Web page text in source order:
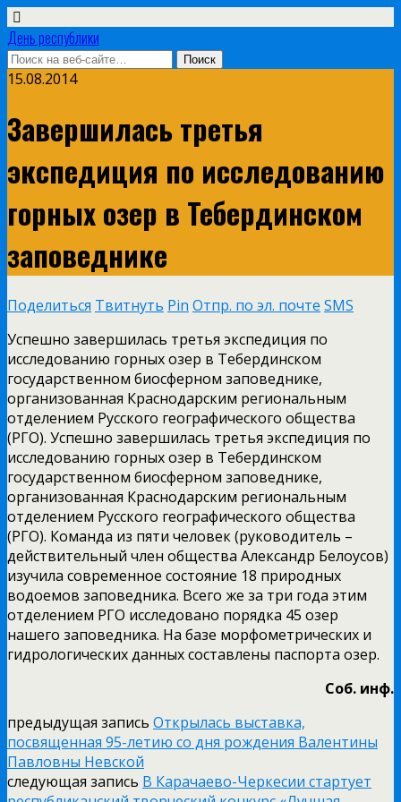
День республики
15.08.2014
Завершилась третья
экспедиция по исследованию
горных озер в Тебердинском
заповеднике
Поделиться Твитнуть Pin Отпр. по эл. почте SMS
Успешно завершилась третья экспедиция по
исследованию горных озер в Тебердинском
государственном биосферном заповеднике,
организованная Краснодарским региональным
отделением Русского географического общества
(РГО). Успешно завершилась третья экспедиция по
исследованию горных озер в Тебердинском
государственном биосферном заповеднике,
организованная Краснодарским региональным
отделением Русского географического общества
(РГО). Команда из пяти человек (руководитель –
действительный член общества Александр Белоусов)
изучила современное состояние 18 природных
водоемов заповедника. Всего же за три года этим
отделением РГО исследовано порядка 45 озер
нашего заповедника. На базе морфометрических и
гидрологических данных составлены паспорта озер.
Соб. инф.
предыдущая запись Открылась выставка,
посвященная 95-летию со дня рождения Валентины
Павловны Невской
следующая запись В Карачаево-Черкесии стартует